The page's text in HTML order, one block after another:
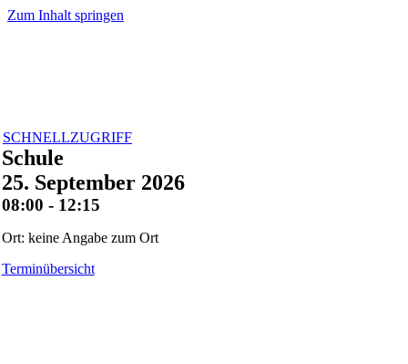
Zum Inhalt springen
SCHNELLZUGRIFF
Schule
25. September 2026
08:00 - 12:15
Ort: keine Angabe zum Ort
Terminübersicht